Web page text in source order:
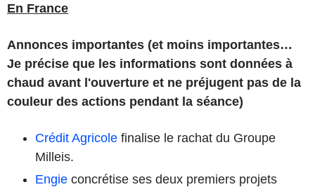
En France
Annonces importantes (et moins importantes…
Je précise que les informations sont données à
chaud avant l'ouverture et ne préjugent pas de la
couleur des actions pendant la séance)
Crédit Agricole finalise le rachat du Groupe
Milleis.
Engie concrétise ses deux premiers projets